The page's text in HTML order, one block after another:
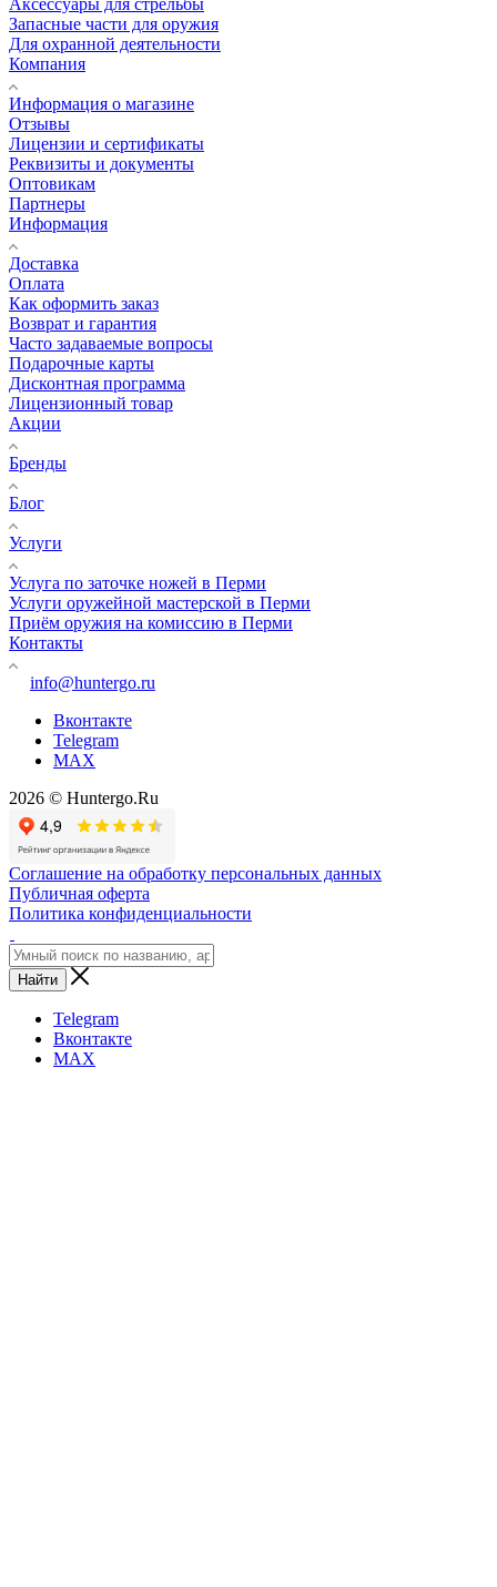
Запасные части для оружия
Для охранной деятельности
Компания
Информация о магазине
Отзывы
Лицензии и сертификаты
Реквизиты и документы
Оптовикам
Партнеры
Информация
Доставка
Оплата
Как оформить заказ
Возврат и гарантия
Часто задаваемые вопросы
Подарочные карты
Дисконтная программа
Лицензионный товар
Акции
Бренды
Блог
Услуги
Услуга по заточке ножей в Перми
Услуги оружейной мастерской в Перми
Приём оружия на комиссию в Перми
Контакты
info@huntergo.ru
Вконтакте
Telegram
MAX
2026 © Huntergo.Ru
Соглашение на обработку персональных данных
Публичная оферта
Политика конфиденциальности
Найти
Telegram
Вконтакте
MAX